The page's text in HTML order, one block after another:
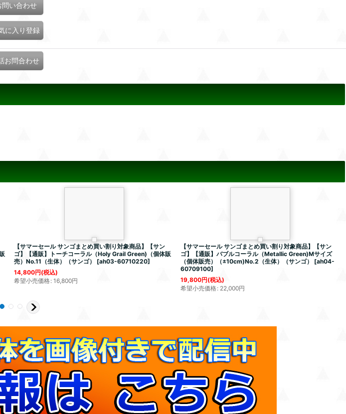
問い合わせ
に入り登録
お問合わせ
【サマーセール サンゴまとめ買い割り対象商品】【サン
ゴ】【通販】トーチコーラル（Holy Grail Green)（個体販
売）No.11（生体）（サンゴ）
[ah03-60710220]
14,800円(税込)
希望小売価格: 16,800円
【サマーセール サンゴまとめ買い割り対象商品】【サン
ゴ】【通販】バブルコーラル（Metallic Green)Mサイズ
（個体販売）（±10cm)No.2（生体）（サンゴ）
[ah04-
60709100]
19,800円(税込)
希望小売価格: 22,000円